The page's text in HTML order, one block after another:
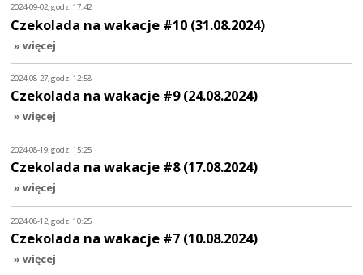
2024-09-02, godz. 17:42
Czekolada na wakacje #10 (31.08.2024)
» więcej
2024-08-27, godz. 12:58
Czekolada na wakacje #9 (24.08.2024)
» więcej
2024-08-19, godz. 15:25
Czekolada na wakacje #8 (17.08.2024)
» więcej
2024-08-12, godz. 10:25
Czekolada na wakacje #7 (10.08.2024)
» więcej